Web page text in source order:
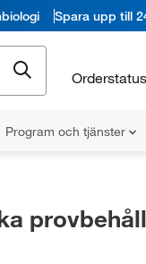
Spara upp till
Orderstatus
Program och tjänster